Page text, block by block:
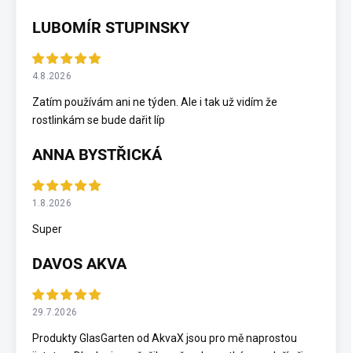
LUBOMÍR STUPINSKY
4.8.2026
Zatím používám ani ne týden. Ale i tak už vidím že
rostlinkám se bude dařit líp
ANNA BYSTŘICKÁ
1.8.2026
Super
DAVOS AKVA
29.7.2026
Produkty GlasGarten od AkvaX jsou pro mě naprostou